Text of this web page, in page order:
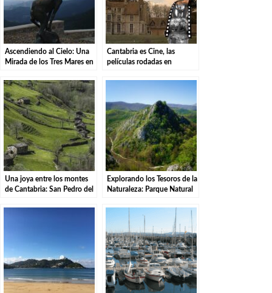
Ascendiendo al Cielo: Una
Mirada de los Tres Mares en
Cantabria es Cine, las
películas rodadas en
Una joya entre los montes
de Cantabria: San Pedro del
Explorando los Tesoros de la
Naturaleza: Parque Natural
Tudanca.